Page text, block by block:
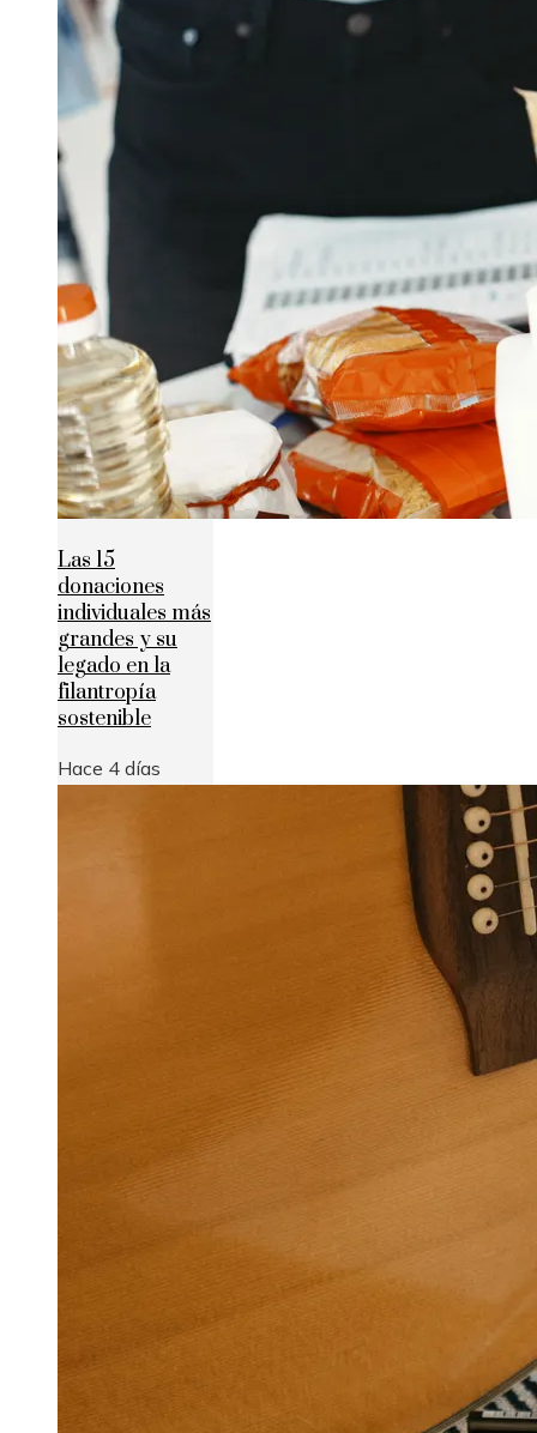
Las 15
donaciones
individuales más
grandes y su
legado en la
filantropía
sostenible
Hace 4 días